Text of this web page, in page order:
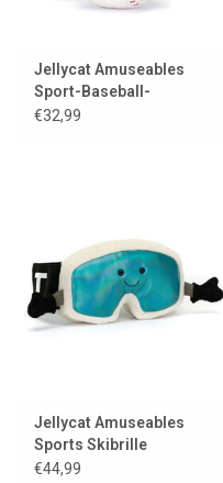
Jellycat Amuseables
Sport-Baseball-
Taschenanhänger
€32,99
Jellycat Amuseables
Sports Skibrille
€44,99